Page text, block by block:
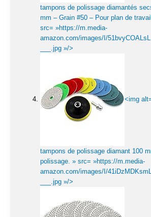
tampons de polissage diamantés
mm – Grain #50 – Pour plan de
src= »https://m.media-
amazon.com/images/I/
___.jpg »/>
<img
tampons de polissage diamant 100
polissage. » src= »https://m.media-
amazon.com/images/I/
___.jpg »/>